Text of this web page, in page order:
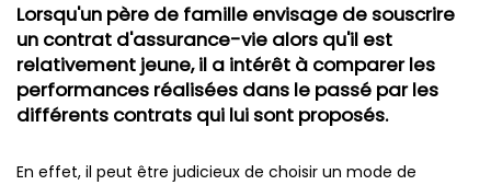
Lorsqu'un père de famille envisage de souscrire
un contrat d'assurance-vie alors qu'il est
relativement jeune, il a intérêt à comparer les
performances réalisées dans le passé par les
différents contrats qui lui sont proposés.
En effet, il peut être judicieux de choisir un mode de